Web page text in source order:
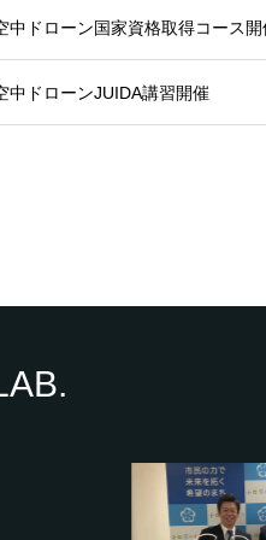
中ドローン国家資格取得コース開
ドローンJUIDA講習開催